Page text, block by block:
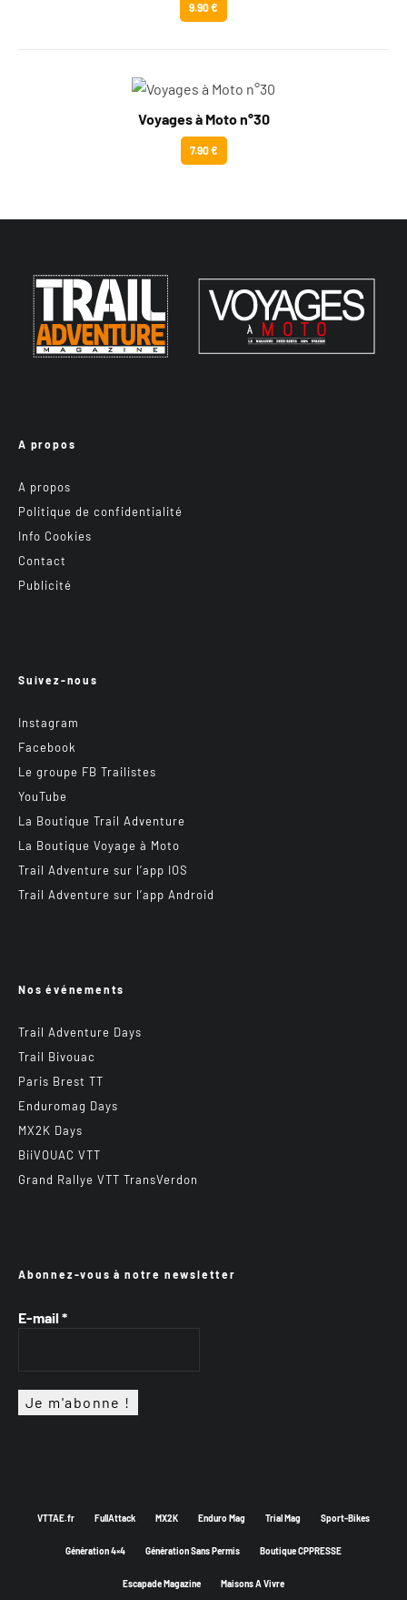
9.90 €
Voyages à Moto n°30
7.90 €
A propos
A propos
Politique de confidentialité
Info Cookies
Contact
Publicité
Suivez-nous
Instagram
Facebook
Le groupe FB Trailistes
YouTube
La Boutique Trail Adventure
La Boutique Voyage à Moto
Trail Adventure sur l’app IOS
Trail Adventure sur l’app Android
Nos événements
Trail Adventure Days
Trail Bivouac
Paris Brest TT
Enduromag Days
MX2K Days
BiiVOUAC VTT
Grand Rallye VTT TransVerdon
Abonnez-vous à notre newsletter
E-mail *
VTTAE.fr FullAttack MX2K Enduro Mag Trial Mag Sport-Bikes
Génération 4×4 Génération Sans Permis Boutique CPPRESSE
Escapade Magazine Maisons A Vivre